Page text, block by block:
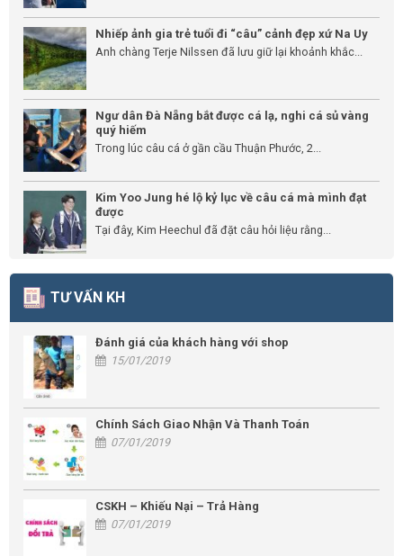
Nhiếp ảnh gia trẻ tuổi đi “câu” cảnh đẹp xứ Na Uy
Anh chàng Terje Nilssen đã lưu giữ lại khoảnh khắc...
Ngư dân Đà Nẵng bắt được cá lạ, nghi cá sủ vàng
quý hiếm
Trong lúc câu cá ở gần cầu Thuận Phước, 2...
Kim Yoo Jung hé lộ kỷ lục về câu cá mà mình đạt
được
Tại đây, Kim Heechul đã đặt câu hỏi liệu rằng...
TƯ VẤN KH
Đánh giá của khách hàng với shop
15/01/2019
Chính Sách Giao Nhận Và Thanh Toán
07/01/2019
CSKH – Khiếu Nại – Trả Hàng
07/01/2019